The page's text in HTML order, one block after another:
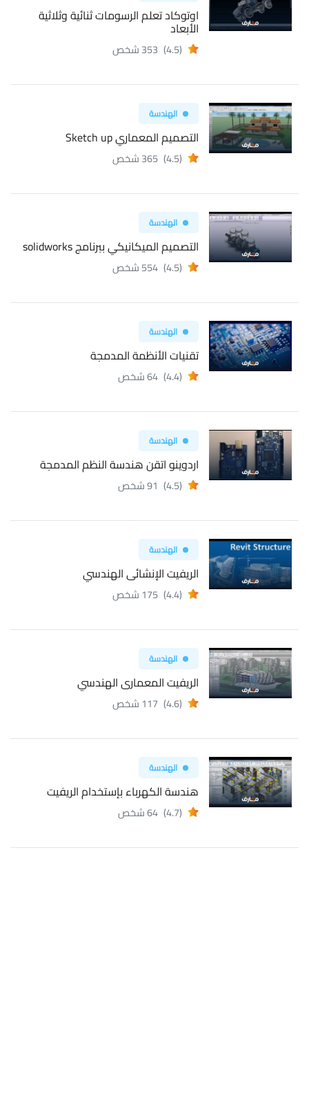
اوتوكاد تعلم الرسومات ثنائية وثلاثية
الأبعاد
(4.5) 353 شخص
الهندسة
التصميم المعماري Sketch up
(4.5) 365 شخص
الهندسة
التصميم الميكانيكي ببرنامج solidworks
(4.5) 554 شخص
الهندسة
تقنيات الأنظمة المدمجة
(4.4) 64 شخص
الهندسة
اردوينو اتقن هندسة النظم المدمجة
(4.5) 91 شخص
الهندسة
الريفيت الإنشائى الهندسي
(4.4) 175 شخص
الهندسة
الريفيت المعمارى الهندسي
(4.6) 117 شخص
الهندسة
هندسة الكهرباء بإستخدام الريفيت
(4.7) 64 شخص